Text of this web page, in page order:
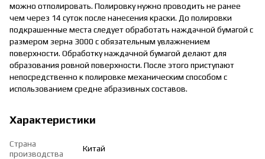
можно отполировать. Полировку нужно проводить не ранее
чем через 14 суток после нанесения краски. До полировки
подкрашенные места следует обработать наждачной бумагой с
размером зерна 3000 с обязательным увлажнением
поверхности. Обработку наждачной бумагой делают для
образования ровной поверхности. После этого приступают
непосредственно к полировке механическим способом с
использованием средне абразивных составов.
Характеристики
Страна
производства
Китай